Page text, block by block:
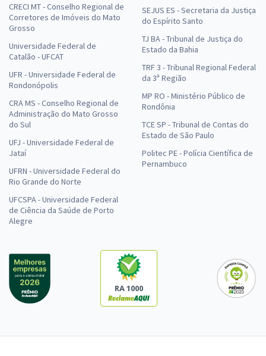
CRECI MT - Conselho Regional de
Corretores de Imóveis do Mato
Grosso
Universidade Federal de
Catalão - UFCAT
UFR - Universidade Federal de
Rondonópolis
CRA MS - Conselho Regional de
Administração do Mato Grosso
do Sul
UFJ - Universidade Federal de
Jataí
UFRN - Universidade Federal do
Rio Grande do Norte
UFCSPA - Universidade Federal
de Ciência da Saúde de Porto
Alegre
SEJUS ES - Secretaria da Justiça
do Espírito Santo
TJ BA - Tribunal de Justiça do
Estado da Bahia
TRF 3 - Tribunal Regional Federal
da 3ª Região
MP RO - Ministério Público de
Rondônia
TCE SP - Tribunal de Contas do
Estado de São Paulo
Politec PE - Polícia Científica de
Pernambuco
RA 1000